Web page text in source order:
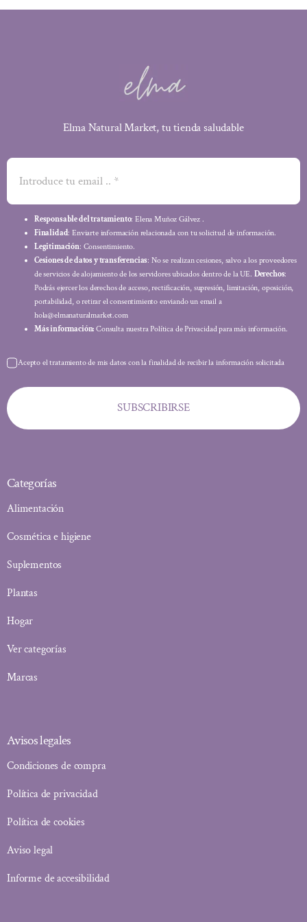
Elma Natural Market, tu tienda saludable
Responsable del tratamiento: Elena Muñoz Gálvez .
Finalidad: Enviarte información relacionada con tu solicitud de información.
Legitimación: Consentimiento.
Cesiones de datos y transferencias: No se realizan cesiones, salvo a los proveedores
de servicios de alojamiento de los servidores ubicados dentro de la UE. Derechos:
Podrás ejercer los derechos de acceso, rectificación, supresión, limitación, oposición,
portabilidad, o retirar el consentimiento enviando un email a
hola@elmanaturalmarket.com
Más información: Consulta nuestra Política de Privacidad para más información.
Acepto el tratamiento de mis datos con la finalidad de recibir la información solicitada
SUBSCRIBIRSE
Categorías
Alimentación
Cosmética e higiene
Suplementos
Plantas
Hogar
Ver categorías
Marcas
Avisos legales
Condiciones de compra
Política de privacidad
Política de cookies
Aviso legal
Informe de accesibilidad